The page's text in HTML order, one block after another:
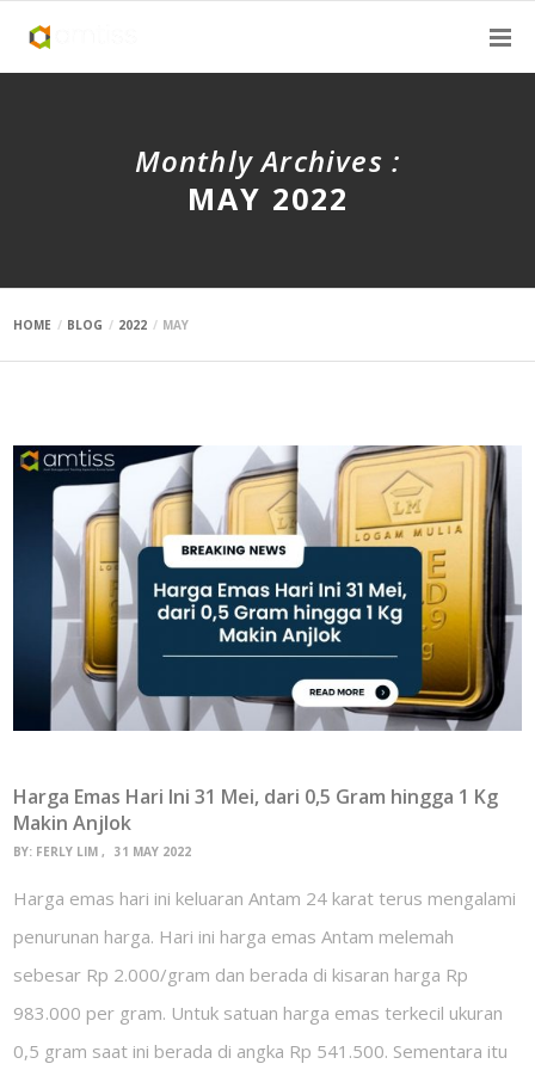
Monthly Archives :
MAY 2022
HOME BLOG 2022 MAY
Harga Emas Hari Ini 31 Mei, dari 0,5 Gram hingga 1 Kg
Makin Anjlok
BY: FERLY LIM 31 MAY 2022
Harga emas hari ini keluaran Antam 24 karat terus mengalami
penurunan harga. Hari ini harga emas Antam melemah
sebesar Rp 2.000/gram dan berada di kisaran harga Rp
983.000 per gram. Untuk satuan harga emas terkecil ukuran
0,5 gram saat ini berada di angka Rp 541.500. Sementara itu